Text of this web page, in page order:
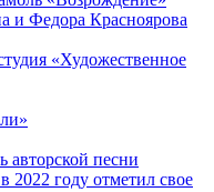
и Федора Красноярова
«Художественное
авторской песни
2022 году отметил свое